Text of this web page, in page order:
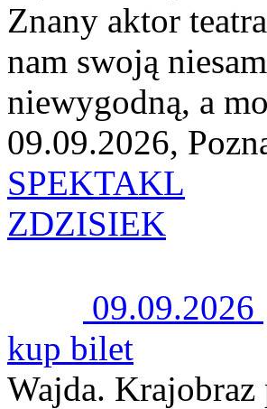
Znany aktor
nam swoją
niewygodną, a
09.09.2026,
SPEKTAKL
ZDZISIEK
09.09.2026
kup bilet
Wajda.